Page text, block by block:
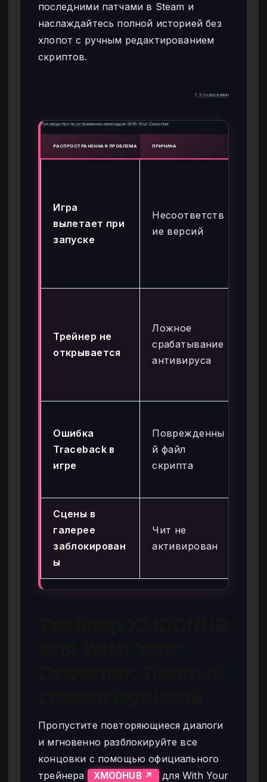
последними патчами в Steam и
наслаждайтесь полной историей без
хлопот с ручным редактированием
скриптов.
↑ К содержанию
Руководство по устранению неполадок With Your Coworker
РАСПРОСТРАНЕННАЯ ПРОБЛЕМА ПРИЧИНА
Игра
вылетает при
запуске
Несоответств
ие версий
Трейнер не
открывается
Ложное
срабатывание
антивируса
Ошибка
Traceback в
игре
Поврежденны
й файл
скрипта
Сцены в
галерее
заблокирован
ы
Чит не
активирован
Пропустите повторяющиеся диалоги
и мгновенно разблокируйте все
концовки с помощью официального
трейнера
XMODHUB ↗ для With Your